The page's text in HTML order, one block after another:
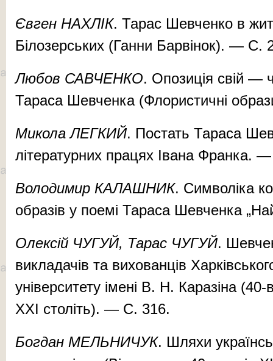
Євген НАХЛІК. Тарас Шевченко в
Білозерських (Ганни Барвінок). — С.
Любов САВЧЕНКО. Опозиція свій —
Тараса Шевченка (Флористичні
Микола ЛЕГКИЙ. Постать Тараса
літературних працях Івана Франка.
Володимир КАЛАШНИК. Символіка
образів у поемі Тараса Шевченка
Олексій ЧУГУЙ, Тарас ЧУГУЙ.
викладачів та вихованців
університету імені В. Н. Каразіна
ХХІ століть). — С. 316.
Богдан МЕЛЬНИЧУК. Шляхи